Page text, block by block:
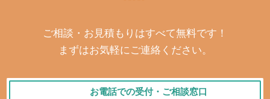
ご相談・お見積もりはすべて無料です！
まずはお気軽にご連絡ください。
お電話での受付・ご相談窓口